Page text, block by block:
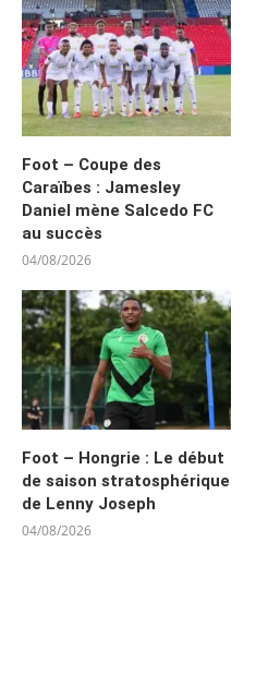
Foot – Coupe des
Caraïbes : Jamesley
Daniel mène Salcedo FC
au succès
04/08/2026
Foot – Hongrie : Le début
de saison stratosphérique
de Lenny Joseph
04/08/2026